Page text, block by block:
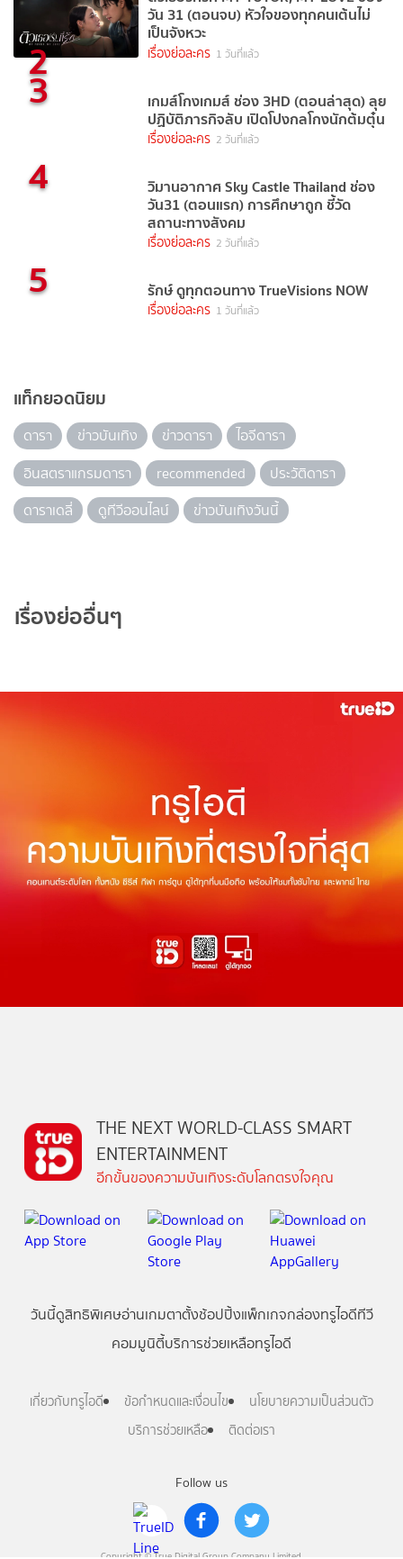
2
วัน 31 (ตอนจบ) หัวใจของทุกคนเต้นไม่
เป็นจังหวะ
เรื่องย่อละคร 1 วันที่แล้ว
3 เกมส์โกงเกมส์ ช่อง 3HD (ตอนล่าสุด) ลุย
ปฏิบัติภารกิจลับ เปิดโปงกลโกงนักต้มตุ๋น
เรื่องย่อละคร 2 วันที่แล้ว
4 วิมานอากาศ Sky Castle Thailand ช่อง
วัน31 (ตอนแรก) การศึกษาถูก ชี้วัด
สถานะทางสังคม
เรื่องย่อละคร 2 วันที่แล้ว
5 รักษ์ ดูทุกตอนทาง TrueVisions NOW
เรื่องย่อละคร 1 วันที่แล้ว
แท็กยอดนิยม
ดารา ข่าวบันเทิง ข่าวดารา
ไอจีดารา
อินสตราแกรมดารา
recommended
ประวัติดารา
ดาราเดลี่
ดูทีวีออนไลน์ ข่าวบันเทิงวันนี้
เรื่องย่ออื่นๆ
Follow us
Copyright © True Digital Group Company Limited.
THE NEXT WORLD-CLASS SMART
ENTERTAINMENT
อีกขั้นของความบันเทิงระดับโลกตรงใจคุณ
วันนี้ดูสิทธิพิเศษอ่านเกมตาตั้งช้อปปิ้งแพ็กเกจกล่องทรูไอดีทีวี
คอมมูนิตี้บริการช่วยเหลือทรูไอดี
เกี่ยวกับทรูไอดี ข้อกำหนดและเงื่อนไข
นโยบายความเป็นส่วนตัว
บริการช่วยเหลือ
ติดต่อเรา